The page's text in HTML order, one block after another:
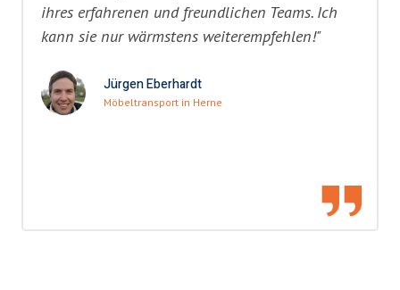
ihres erfahrenen und freundlichen Teams. Ich
kann sie nur wärmstens weiterempfehlen!"
Jürgen Eberhardt
Möbeltransport in Herne